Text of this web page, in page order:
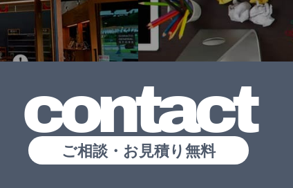
contact
ご相談・お見積り無料